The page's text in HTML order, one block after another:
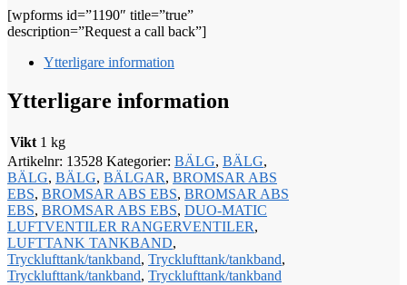
[wpforms id=”1190″ title=”true”
description=”Request a call back”]
Ytterligare information
Ytterligare information
Vikt 1 kg
Artikelnr: 13528 Kategorier: BÄLG, BÄLG,
BÄLG, BÄLG, BÄLGAR, BROMSAR ABS
EBS, BROMSAR ABS EBS, BROMSAR ABS
EBS, BROMSAR ABS EBS, DUO-MATIC
LUFTVENTILER RANGERVENTILER,
LUFTTANK TANKBAND,
Trycklufttank/tankband, Trycklufttank/tankband,
Trycklufttank/tankband, Trycklufttank/tankband